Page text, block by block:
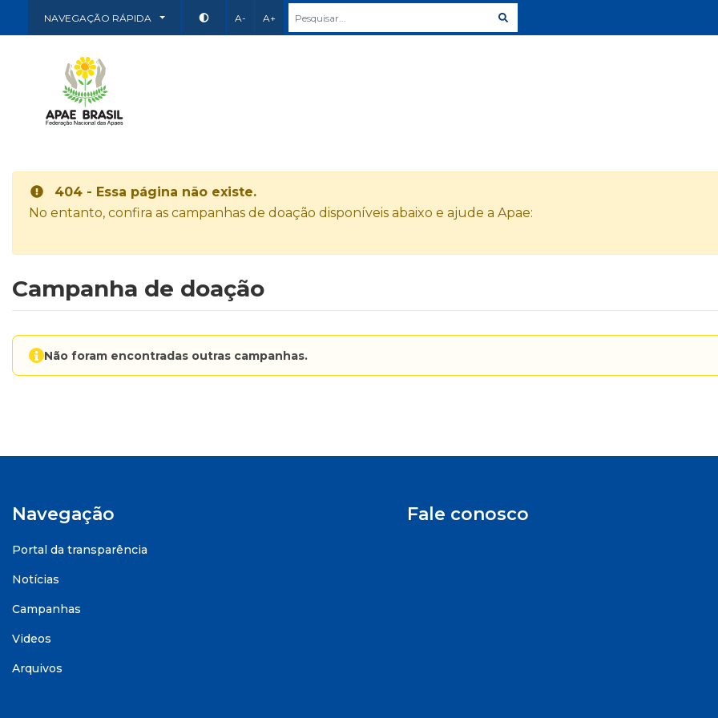
NAVEGAÇÃO RÁPIDA A- A+
404 - Essa página não existe.
No entanto, confira as campanhas de doação disponíveis abaixo e ajude a Apae:
Campanha de doação
Não foram encontradas outras campanhas.
Navegação
Portal da transparência
Notícias
Campanhas
Videos
Arquivos
Fale conosco